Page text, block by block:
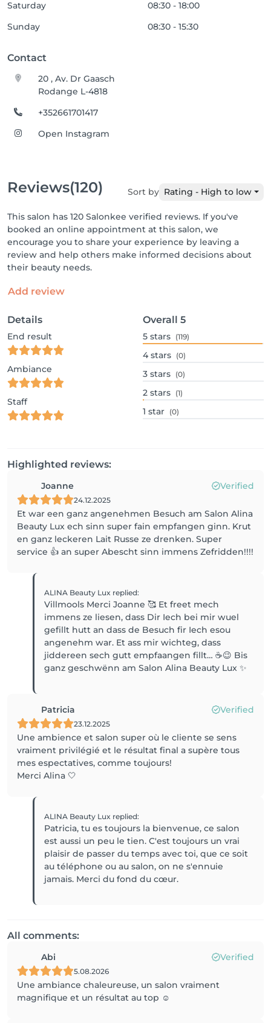
Saturday
08:30 - 18:00
Sunday
08:30 - 15:30
Contact
20 , Av. Dr Gaasch
Rodange L-4818
+352661701417
Open Instagram
Reviews(120) Sort by Rating - High to low
This salon has 120 Salonkee verified reviews. If you've
booked an online appointment at this salon, we
encourage you to share your experience by leaving a
review and help others make informed decisions about
their beauty needs.
Add review
Details
End result
Ambiance
Staff
Overall 5
5 stars (119)
4 stars (0)
3 stars (0)
2 stars (1)
1 star (0)
Highlighted reviews:
Joanne Verified
24.12.2025
Et war een ganz angenehmen Besuch am Salon Alina
Beauty Lux ech sinn super fain empfangen ginn. Krut
en ganz leckeren Lait Russe ze drenken. Super
service 👍 an super Abescht sinn immens Zefridden!!!!
ALINA Beauty Lux replied:
Villmools Merci Joanne 🥰 Et freet mech
immens ze liesen, dass Dir Iech bei mir wuel
gefillt hutt an dass de Besuch fir Iech esou
angenehm war. Et ass mir wichteg, dass
jiddereen sech gutt empfaangen fillt… ☕️😉 Bis
Patricia Verified
23.12.2025
Une ambience et salon super où le cliente se sens
vraiment privilégié et le résultat final a supère tous
mes espectatives, comme toujours!
Merci Alina 🤍
ALINA Beauty Lux replied:
Patricia, tu es toujours la bienvenue, ce salon
est aussi un peu le tien. C'est toujours un vrai
plaisir de passer du temps avec toi, que ce soit
au téléphone ou au salon, on ne s'ennuie
jamais. Merci du fond du cœur.
All comments:
Abi Verified
5.08.2026
Une ambiance chaleureuse, un salon vraiment
magnifique et un résultat au top ☺️